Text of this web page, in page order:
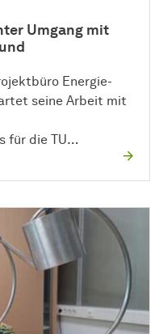
Umgang mit
Energie-
seine Arbeit mit
für die TU…